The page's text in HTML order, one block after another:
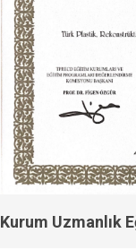
Kurum Uzmanlık